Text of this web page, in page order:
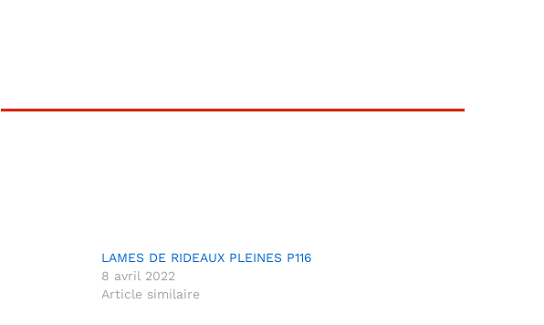
LAMES DE RIDEAUX PLEINES P116
8 avril 2022
Article similaire